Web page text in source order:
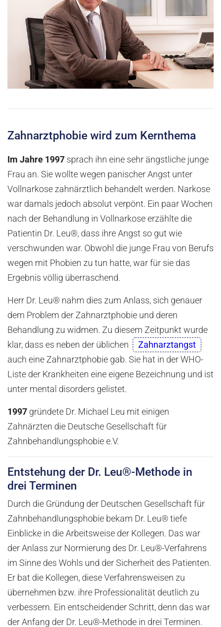
Zahnarztphobie wird zum Kernthema
Im Jahre 1997 sprach ihn eine sehr ängstliche junge
Frau an. Sie wollte wegen panischer Angst unter
Vollnarkose zahnärztlich behandelt werden. Narkose
war damals jedoch absolut verpönt. Ein paar Wochen
nach der Behandlung in Vollnarkose erzählte die
Patientin Dr. Leu®, dass ihre Angst so gut wie
verschwunden war. Obwohl die junge Frau von Berufs
wegen mit Phobien zu tun hatte, war für sie das
Ergebnis völlig überraschend.
Herr Dr. Leu® nahm dies zum Anlass, sich genauer
dem Problem der Zahnarztphobie und deren
Behandlung zu widmen. Zu diesem Zeitpunkt wurde
klar, dass es neben der üblichen
Zahnarztangst
auch eine Zahnarztphobie gab. Sie hat in der WHO-
Liste der Krankheiten eine eigene Bezeichnung und ist
unter mental disorders gelistet.
1997 gründete Dr. Michael Leu mit einigen
Zahnärzten die Deutsche Gesellschaft für
Zahnbehandlungsphobie e.V.
Entstehung der Dr. Leu®-Methode in
drei Terminen
Durch die Gründung der Deutschen Gesellschaft für
Zahnbehandlungsphobie bekam Dr. Leu® tiefe
Einblicke in die Arbeitsweise der Kollegen. Das war
der Anlass zur Normierung des Dr. Leu®-Verfahrens
im Sinne des Wohls und der Sicherheit des Patienten.
Er bat die Kollegen, diese Verfahrensweisen zu
übernehmen bzw. ihre Professionalität deutlich zu
verbessern. Ein entscheidender Schritt, denn das war
der Anfang der Dr. Leu®-Methode in drei Terminen.